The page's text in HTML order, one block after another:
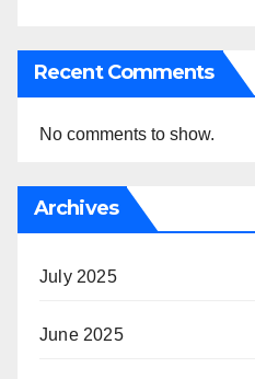
Recent Comments
No comments to show.
Archives
July 2025
June 2025